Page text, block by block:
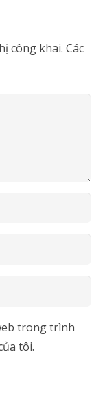
công khai. Các
trong trình
tôi.